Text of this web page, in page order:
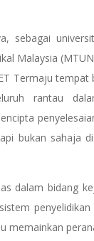
sebagai
Malaysia
Termaju tempat
rantau
bukan sahaja
dalam bidang
memainkan